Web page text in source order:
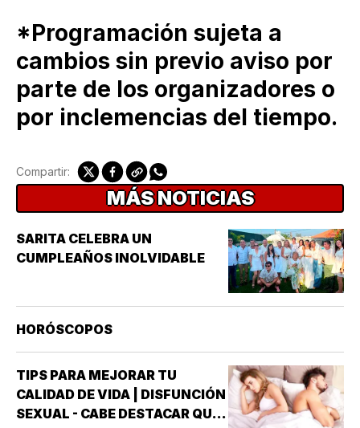
*Programación sujeta a
cambios sin previo aviso por
parte de los organizadores o
por inclemencias del tiempo.
Compartir:
MÁS NOTICIAS
SARITA CELEBRA UN
CUMPLEAÑOS INOLVIDABLE
HORÓSCOPOS
TIPS PARA MEJORAR TU
CALIDAD DE VIDA | DISFUNCIÓN
SEXUAL - CABE DESTACAR QUE